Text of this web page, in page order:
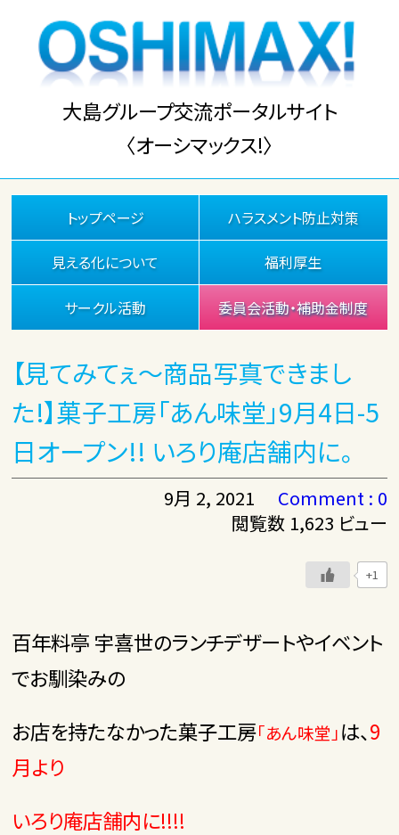
大島グループ交流ポータルサイト
〈オーシマックス!〉
トップページ ハラスメント防止対策
見える化について 福利厚生
サークル活動 委員会活動・補助金制度
【見てみてぇ～商品写真できまし
た!】菓子工房「あん味堂」9月4日-5
日オープン!! いろり庵店舗内に。
9月 2, 2021
Comment : 0
閲覧数 1,623 ビュー
+1
百年料亭 宇喜世のランチデザートやイベント
でお馴染みの
お店を持たなかった菓子工房「あん味堂」は、9
月より
いろり庵店舗内に!!!!